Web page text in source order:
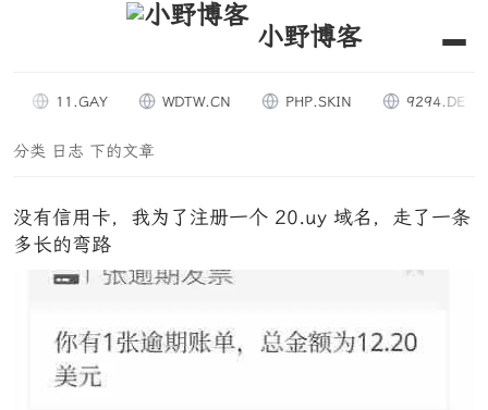
小野博客
11.GAY WDTW.CN PHP.SKIN 9294.DE
分类 日志 下的文章
没有信用卡，我为了注册一个 20.uy 域名，走了一条
多长的弯路